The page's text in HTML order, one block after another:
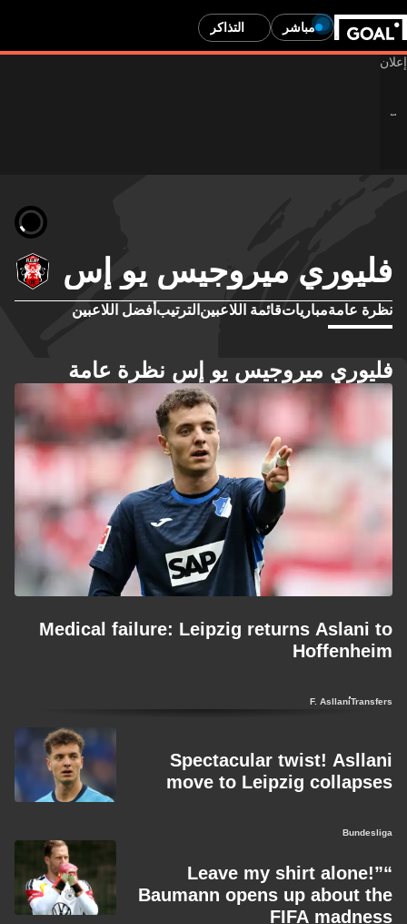
مباشر التذاكر
فليوري ميروجيس يو إس
نظرة عامةمبارياتقائمة اللاعبين الترتيب أفضل اللاعبين
فليوري ميروجيس يو إس نظرة عامة
Medical failure: Leipzig returns Aslani to
Hoffenheim
Transfers
F. Asllani
Spectacular twist! Asllani
move to Leipzig collapses
Bundesliga
“Leave my shirt alone!”
Baumann opens up about the
FIFA madness